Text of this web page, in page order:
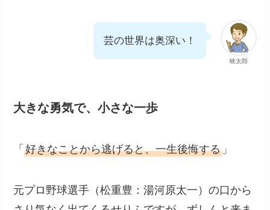
映太郎
芸の世界は奥深い！
大きな勇気で、小さな一歩
「好きなことから逃げると、一生後悔する 」
元プロ野球選手（松重豊：湯河原太一）の口から